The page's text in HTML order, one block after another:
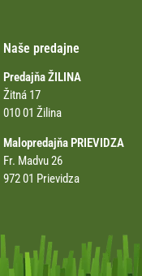
Naše predajne
Predajňa ŽILINA
Žitná 17
010 01 Žilina
Malopredajňa PRIEVIDZA
Fr. Madvu 26
972 01 Prievidza